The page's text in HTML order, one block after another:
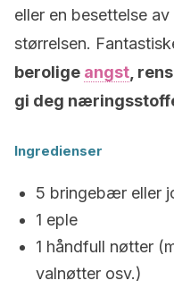
eller en besettelse
størrelsen.
berolige angst ,
gi deg
Ingredienser
5 bringebær eller
1 eple
1 håndfull nøtter
valnøtter osv.)